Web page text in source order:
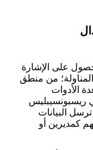
الحقوق المشار إليها في المادة.د 7.ال
على الإشارة
من منطق
الأدوات
ريسبونسيبليس
البيانات
كمديرين أو